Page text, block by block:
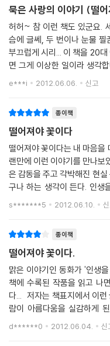
장애와 종교의 벽을 훌쩍 뛰어
듣지도 말하지도 못하는 장
한 손님의 주문을 잘못 알아
있던 스님은 조용히 그 빵을
준비가 한창인 교회. 아이들은
학교에서 돌아온 종지가 하는
읽는 친구, 셈을 잘하는 친구,
모는 그 얘길 들을 때마다 특
하지만 종지 할머니와 선생님
잘 찾아내는 종지에게 ‘사랑을
「미안이」
야기
살랑 흔드는 개 누고. 하지만
러 놓는 말썽쟁이이다. 상리
으로 보내 버린다. 시간이 흐
한 어미개? 되어 있는 누고.
가 반가이 꼬리를 흔든다. 변함
묵은 사랑의 이야기 (떨
허허~ 참 이런 책도 있군요.
슴에 글쎄, 두 번이나 눈물 찔
부끄럽게 시리... 이 책을 20
면 그게 이상한 일이라 생각
랑만이 고통스러운 현실을
를 그들이 어찌 알겠습니까.
e***i 2012.06.06. 신고
종이책
떨어져야 꽃이다
떨어져야 꽃이다는 내 마음을
랜만에 이런 이야기를 만나보
은 감동을 주고 각박해진 현
구나 하는 생각이 든다. 인생
화가 일깨워줄 거라는 서두의 말처럼 나도 진
s*******5 2012.06.10.
종이책
떨어져야 꽃이다.
맑은 이야기인 동화가 '인생
책에 수록된 작품을 읽고 나
다... 저자는 책표지에서 이런 글을 남겼다. 근데 정
람이 아름다움을 실감하게
워'처럼.... 10편의 단편이야
d******0 2012.06.04. 신